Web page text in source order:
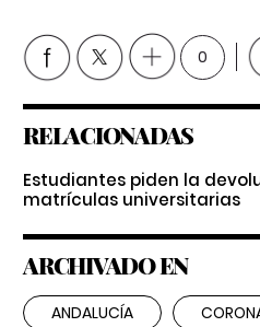
0
RELACIONADAS
Estudiantes piden la
matrículas universitarias
ARCHIVADO EN
ANDALUCÍA